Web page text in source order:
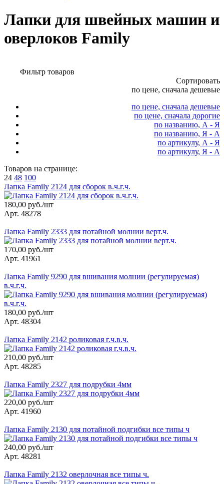
Лапки для швейных машин и
оверлоков Family
Фильтр товаров
Сортировать
по цене, сначала дешевые
по цене, сначала дешевые
по цене, сначала дорогие
по названию, А - Я
по названию, Я - А
по артикулу, А - Я
по артикулу, Я - А
Товаров на странице:
24 48 100
Лапка Family 2124 для сборок в.ч.г.ч.
180,00 руб./шт
Арт. 48278
Лапка Family 2333 для потайной молнии верт.ч.
170,00 руб./шт
Арт. 41961
Лапка Family 9290 для вшивания молнии (регулируемая)
в.ч.г.ч.
180,00 руб./шт
Арт. 48304
Лапка Family 2142 роликовая г.ч.в.ч.
210,00 руб./шт
Арт. 48285
Лапка Family 2327 для подрубки 4мм
220,00 руб./шт
Арт. 41960
Лапка Family 2130 для потайной подгибки все типы ч
240,00 руб./шт
Арт. 48281
Лапка Family 2132 оверлочная все типы ч.